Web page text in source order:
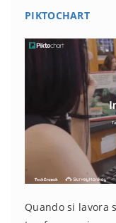
PIKTOCHART
Quando si lavora